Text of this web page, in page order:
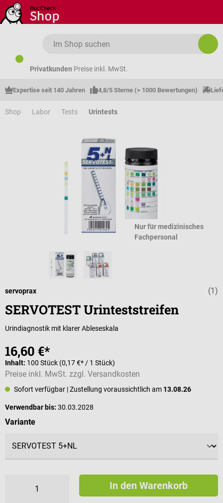
Zum Hauptinhalt springen
Privatkunden Preise inkl. MwSt.
Expertise seit 140 Jahren 4,8/5 Sterne (> 1000 Bewertungen)
Shop Labor Tests Urintests
Nur für medizinisches
Fachpersonal
(1)
servoprax
SERVOTEST Urinteststreifen
Urindiagnostik mit klarer Ableseskala
16,60 €*
Inhalt: 100 Stück (0,17 €* / 1 Stück)
Preise inkl. MwSt. zzgl. Versandkosten
Sofort verfügbar | Zustellung voraussichtlich am 13.08.26
Verwendbar bis: 30.03.2028
Varianteauswählen
In den Warenkorb